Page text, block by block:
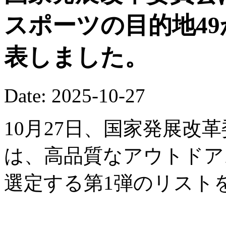
スポーツの目的地
表しました。
Date: 2025-10-27
10月27日、国家発展改
は、高品質なアウトド
選定する第1弾のリスト